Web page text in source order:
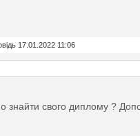
17.01.2022 11:06
свого диплому ?